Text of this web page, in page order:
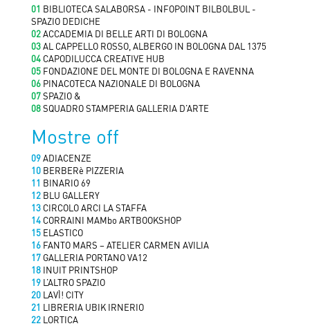
01 BIBLIOTECA SALABORSA - INFOPOINT BILBOLBUL -
SPAZIO DEDICHE
02ACCADEMIA DI BELLE ARTI DI BOLOGNA
03AL CAPPELLO ROSSO, ALBERGO IN BOLOGNA DAL 1375
04 CAPODILUCCA CREATIVE HUB
05 FONDAZIONE DEL MONTE DI BOLOGNA E RAVENNA
06 PINACOTECA NAZIONALE DI BOLOGNA
07SPAZIO &
08SQUADRO STAMPERIA GALLERIA D’ARTE
Mostre off
09ADIACENZE
10 BERBERè PIZZERIA
11 BINARIO 69
12 BLU GALLERY
13 CIRCOLO ARCI LA STAFFA
14 CORRAINI MAMbo ARTBOOKSHOP
15 ELASTICO
16 FANTO MARS – ATELIER CARMEN AVILIA
17 GALLERIA PORTANO VA12
18 INUIT PRINTSHOP
19 L’ALTRO SPAZIO
20 LAVÌ! CITY
21 LIBRERIA UBIK IRNERIO
22 LORTICA